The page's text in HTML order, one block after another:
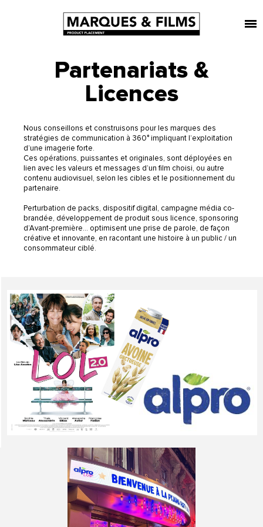
Partenariats &
Licences
Nous conseillons et construisons pour les marques des
stratégies de communication à 360° impliquant l’exploitation
d’une imagerie forte.
Ces opérations, puissantes et originales, sont déployées en
lien avec les valeurs et messages d’un film choisi, ou autre
contenu audiovisuel, selon les cibles et le positionnement du
partenaire.
Perturbation de packs, dispositif digital, campagne média co-
brandée, développement de produit sous licence, sponsoring
d’Avant-première… optimisent une prise de parole, de façon
créative et innovante, en racontant une histoire à un public / un
consommateur ciblé.